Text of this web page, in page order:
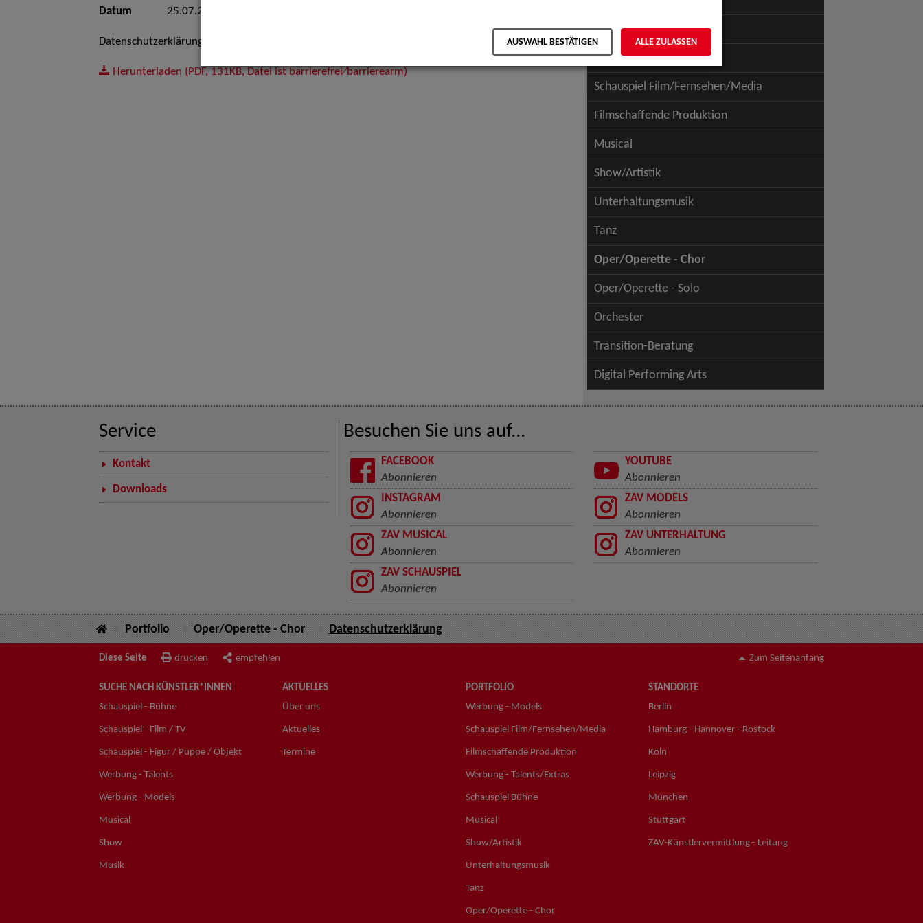
Datum 25.07.2025
Datenschutzerklärung der ZAV-Künstlervermittlung (DSE).
Herunterladen (PDF, 131KB, Datei ist barrierefrei⁄barrierearm)
Werbung - Models
Werbung - Talents/Extras
Schauspiel Film/Fernsehen/Media
Filmschaffende Produktion
Musical
Show/Artistik
Unterhaltungsmusik
Tanz
Oper/Operette - Chor
Oper/Operette - Solo
Orchester
Transition-Beratung
Digital Performing Arts
Service
Kontakt
Downloads
Besuchen Sie uns auf...
FACEBOOK
Abonnieren
YOUTUBE
Abonnieren
INSTAGRAM
Abonnieren
ZAV MODELS
Abonnieren
ZAV MUSICAL
Abonnieren
ZAV UNTERHALTUNG
Abonnieren
ZAV SCHAUSPIEL
Abonnieren
Portfolio Oper/Operette - Chor Datenschutzerklärung
Diese Seite drucken empfehlen Zum Seitenanfang
SUCHE NACH KÜNSTLER*INNEN
Schauspiel - Bühne
Schauspiel - Film / TV
Schauspiel - Figur / Puppe / Objekt
Werbung - Talents
Werbung - Models
Musical
Show
Musik
AKTUELLES
Über uns
Aktuelles
Termine
PORTFOLIO
Werbung - Models
Schauspiel Film/Fernsehen/Media
Filmschaffende Produktion
Werbung - Talents/Extras
Schauspiel Bühne
Musical
Show/Artistik
Unterhaltungsmusik
Tanz
Oper/Operette - Chor
STANDORTE
Berlin
Hamburg - Hannover - Rostock
Köln
Leipzig
München
Stuttgart
ZAV-Künstlervermittlung - Leitung
AUSWAHL BESTÄTIGEN ALLE ZULASSEN